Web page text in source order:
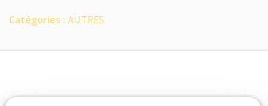
Catégories : AUTRES